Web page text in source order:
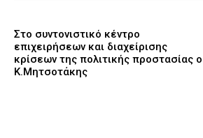
Στο συντονιστικό κέντρο
επιχειρήσεων και διαχείρισης
κρίσεων της πολιτικής προστασίας ο
Κ.Μητσοτάκης